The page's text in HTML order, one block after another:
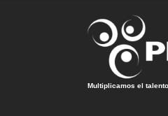
Multiplicamos el